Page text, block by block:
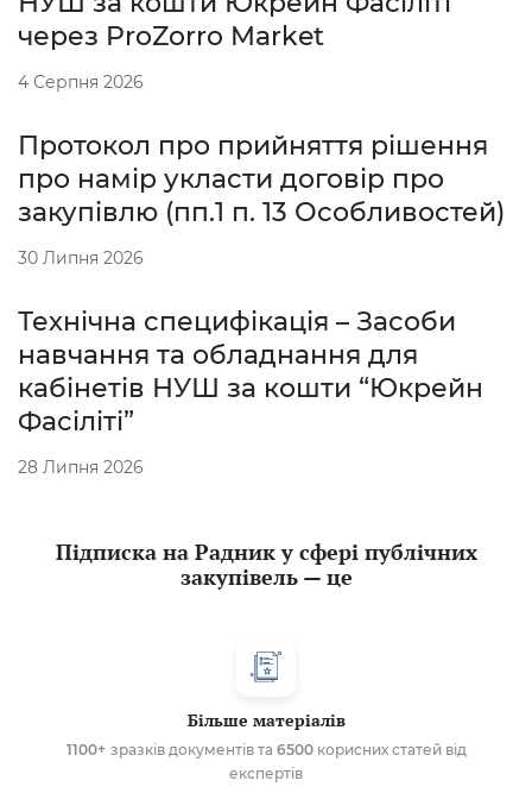
через ProZorro Market
4 Серпня 2026
Протокол про прийняття рішення
про намір укласти договір про
закупівлю (пп.1 п. 13 Особливостей)
30 Липня 2026
Технічна специфікація – Засоби
навчання та обладнання для
кабінетів НУШ за кошти “Юкрейн
Фасіліті”
28 Липня 2026
Підписка на Радник у сфері публічних
закупівель — це
Більше матеріалів
1100+ зразків документів та 6500корисних статей від
експертів